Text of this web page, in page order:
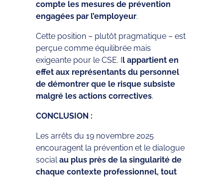
compte les mesures de prévention
engagées par l’employeur.
Cette position – plutôt pragmatique – est
perçue comme équilibrée mais
exigeante pour le CSE. Il appartient en
effet aux représentants du personnel
de démontrer que le risque subsiste
malgré les actions correctives.
CONCLUSION :
Les arrêts du 19 novembre 2025
encouragent la prévention et le dialogue
social au plus près de la singularité de
chaque contexte professionnel, tout